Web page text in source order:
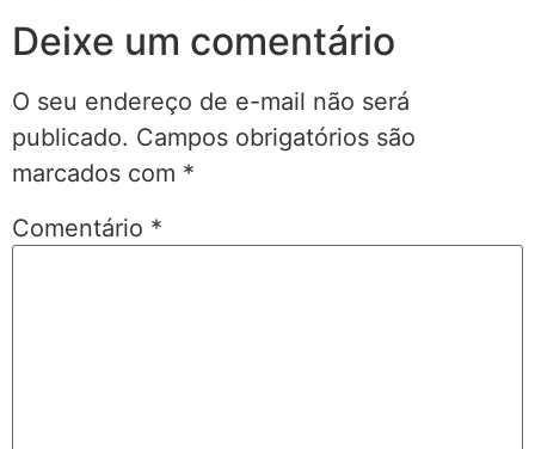
Deixe um comentário
O seu endereço de e-mail não será
publicado. Campos obrigatórios são
marcados com *
Comentário *